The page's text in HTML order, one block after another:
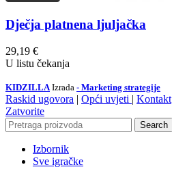
Dječja platnena ljuljačka
29,19 €
U listu čekanja
KIDZILLA Izrada - Marketing strategije
Raskid ugovora | Opći uvjeti | Kontakt
Zatvorite
Search
Izbornik
Sve igračke